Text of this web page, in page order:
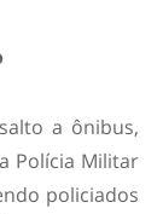
a ônibus,
Polícia Militar
policiados